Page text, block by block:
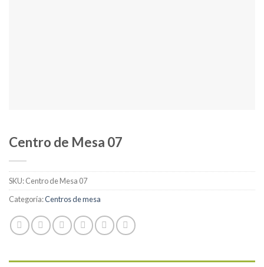
Centro de Mesa 07
SKU:Centro de Mesa 07
Categoría:Centros de mesa